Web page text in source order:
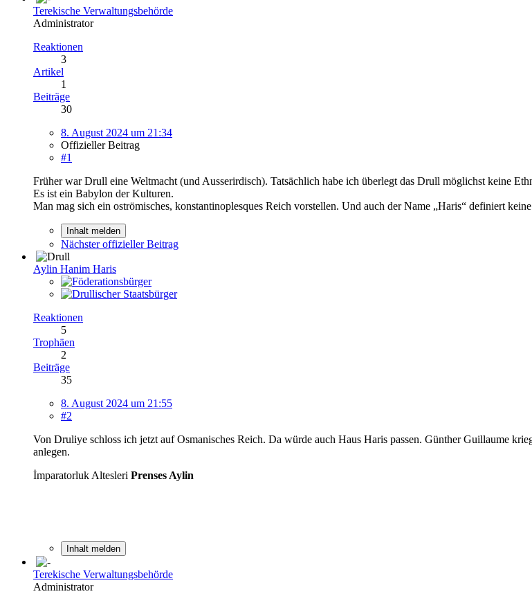
Terekische Verwaltungsbehörde
Administrator
Reaktionen
3
Artikel
1
Beiträge
30
8. August 2024 um 21:34
Offizieller Beitrag
#1
Früher war Drull eine Weltmacht (und Ausserirdisch). Tatsächlich habe ich überlegt das Drull möglichst keine
Es ist ein Babylon der Kulturen.
Man mag sich ein oströmisches, konstantinoplesques Reich vorstellen. Und auch der Name „Haris“ definiert
Inhalt melden
Nächster offizieller Beitrag
Aylin Hanim Haris
Reaktionen
5
Trophäen
2
Beiträge
35
8. August 2024 um 21:55
#2
Von Druliye schloss ich jetzt auf Osmanisches Reich. Da würde auch Haus Haris passen. Günther Guillaume
anlegen.
İmparatorluk Altesleri Prenses Aylin
Inhalt melden
Terekische Verwaltungsbehörde
Administrator